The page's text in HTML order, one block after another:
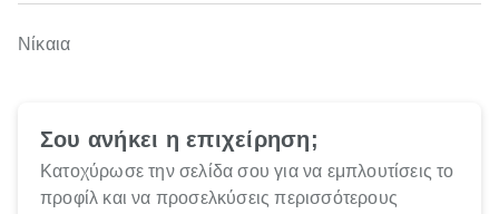
Νίκαια
Σου ανήκει η επιχείρηση;
Κατοχύρωσε την σελίδα σου για να εμπλουτίσεις το
προφίλ και να προσελκύσεις περισσότερους